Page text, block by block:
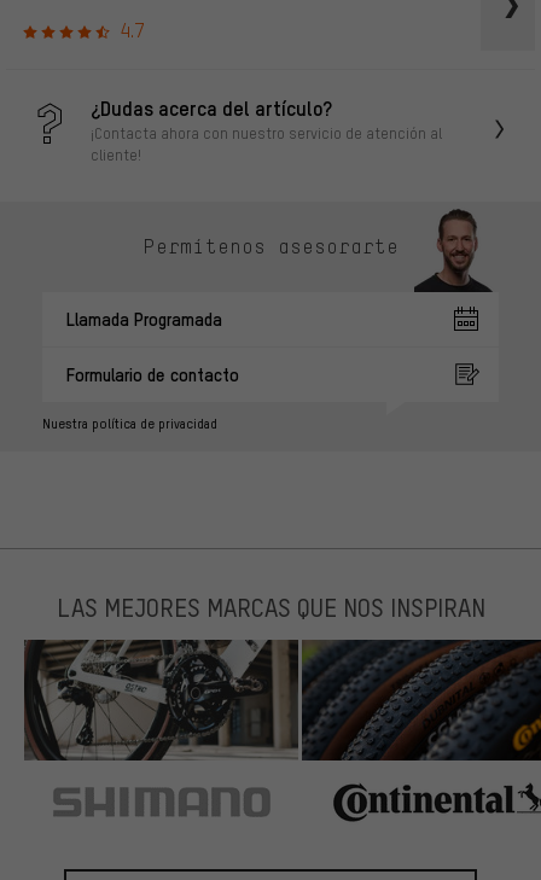
4.7
¿Dudas acerca del artículo?
¡Contacta ahora con nuestro servicio de atención al
cliente!
Permítenos asesorarte
Llamada Programada
Formulario de contacto
Nuestra política de privacidad
LAS MEJORES MARCAS QUE NOS INSPIRAN